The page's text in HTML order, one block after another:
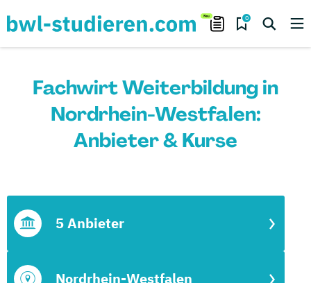
0
Fachwirt Weiterbildung in
Nordrhein-Westfalen:
Anbieter & Kurse
Nordrhein-Westfalen
5 Anbieter